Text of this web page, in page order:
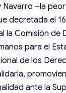
Navarro –la
decretada el
la Comisión de
para el
de los
ante la